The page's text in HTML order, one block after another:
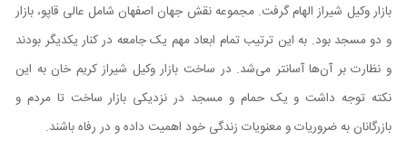
بازار وکیل شیراز الهام گرفت. مجموعه نقش جهان اصفهان شامل عالی قاپو، بازار
و دو مسجد بود. به این ترتیب تمام ابعاد مهم یک جامعه در کنار یکدیگر بودند
و نظارت بر آن‌ها آسانتر می‌شد. در ساخت بازار وکیل شیراز کریم خان به این
نکته توجه داشت و یک حمام و مسجد در نزدیکی بازار ساخت تا مردم و
بازرگانان به ضروریات و معنویات زندگی خود اهمیت داده و در رفاه باشند.